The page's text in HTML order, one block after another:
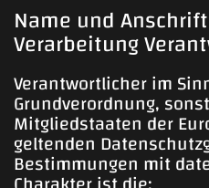
Name und
Verarbeitung
Verantwortlicher im
Grundverordnung,
Mitgliedstaaten der
geltenden
Bestimmungen mit